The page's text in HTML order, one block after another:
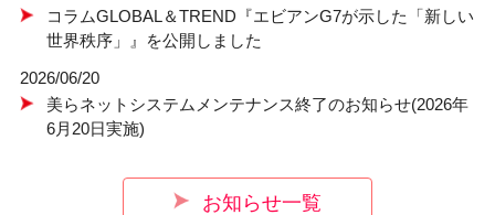
コラムGLOBAL＆TREND『エビアンG7が示した「新しい
世界秩序」』を公開しました
2026/06/20
美らネットシステムメンテナンス終了のお知らせ(2026年
6月20日実施)
お知らせ一覧